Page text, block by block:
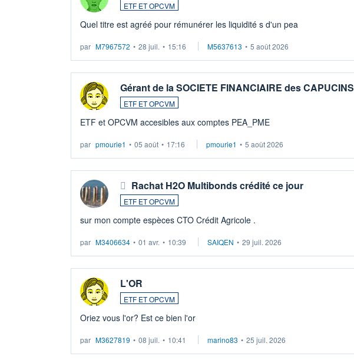
ETF ET OPCVM
Quel titre est agréé pour rémunérer les liquidité s d'un pea
par M7967572 • 28 juil. • 15:16 M5637613 • 5 août 2026
Gérant de la SOCIETE FINANCIAIRE des CAPUCINS
ETF ET OPCVM
ETF et OPCVM accesibles aux comptes PEA_PME
par pmourie1 • 05 août • 17:16 pmourie1 • 5 août 2026
Rachat H2O Multibonds crédité ce jour
ETF ET OPCVM
sur mon compte espèces CTO Crédit Agricole .
par M3406634 • 01 avr. • 10:39 SAIQEN • 29 juil. 2026
L'OR
ETF ET OPCVM
Oriez vous l'or? Est ce bien l'or
par M3627819 • 08 juil. • 10:41 marino83 • 25 juil. 2026